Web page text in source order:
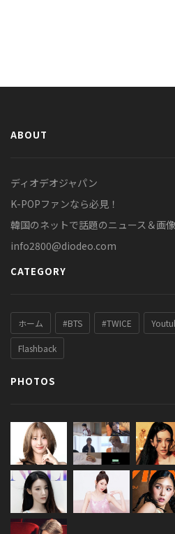
ABOUT
ディオデオジャパン
K-POPファンなら必見！
韓国のネットで話題のニュース＆画
info2800@diodeo.com
CATEGORY
ホーム #BTS #TWICE
Flashback
PHOTOS